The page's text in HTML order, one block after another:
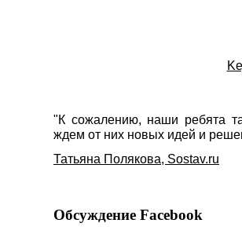
"К сожалению, наши ребята
ждем от них новых идей и
Татьяна Полякова, Sostav.ru
Обсуждение Facebook